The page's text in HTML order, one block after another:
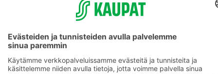
Yhteishyvä Ruoka -sovellus
S-ostoslista -sovellus
Prisma.fi
Sokos.fi